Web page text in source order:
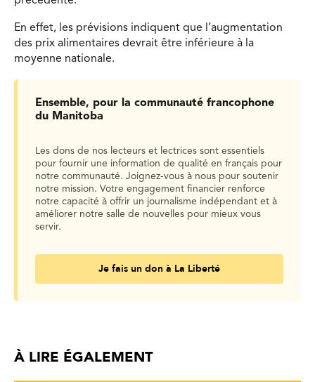
En effet, les prévisions indiquent que l’augmentation
des prix alimentaires devrait être inférieure à la
moyenne nationale.
Ensemble, pour la communauté francophone
du Manitoba
Les dons de nos lecteurs et lectrices sont essentiels
pour fournir une information de qualité en français pour
notre communauté. Joignez-vous à nous pour soutenir
notre mission. Votre engagement financier renforce
notre capacité à offrir un journalisme indépendant et à
améliorer notre salle de nouvelles pour mieux vous
servir.
Je fais un don à La Liberté
À LIRE ÉGALEMENT